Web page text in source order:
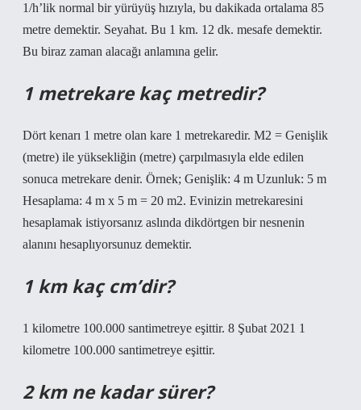
1/h’lik normal bir yürüyüş hızıyla, bu dakikada ortalama 85
metre demektir. Seyahat. Bu 1 km. 12 dk. mesafe demektir.
Bu biraz zaman alacağı anlamına gelir.
1 metrekare kaç metredir?
Dört kenarı 1 metre olan kare 1 metrekaredir. M2 = Genişlik
(metre) ile yüksekliğin (metre) çarpılmasıyla elde edilen
sonuca metrekare denir. Örnek; Genişlik: 4 m Uzunluk: 5 m
Hesaplama: 4 m x 5 m = 20 m2. Evinizin metrekaresini
hesaplamak istiyorsanız aslında dikdörtgen bir nesnenin
alanını hesaplıyorsunuz demektir.
1 km kaç cm’dir?
1 kilometre 100.000 santimetreye eşittir. 8 Şubat 2021 1
kilometre 100.000 santimetreye eşittir.
2 km ne kadar sürer?